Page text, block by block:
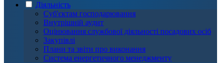
Діяльність
Суб'єктам господарювання
Внутрішній аудит
Оцінювання службової діяльності посадових осіб
Закупівлі
Плани та звіти про виконання
Система енергетичного менеджменту